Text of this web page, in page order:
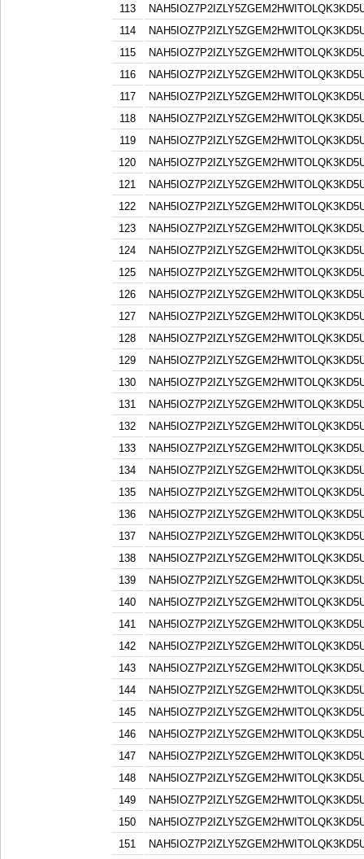
113
114
115
116
117
118
119
120
121
122
123
124
125
126
127
128
129
130
131
132
133
134
135
136
137
138
139
140
141
142
143
144
145
146
147
148
149
150
151